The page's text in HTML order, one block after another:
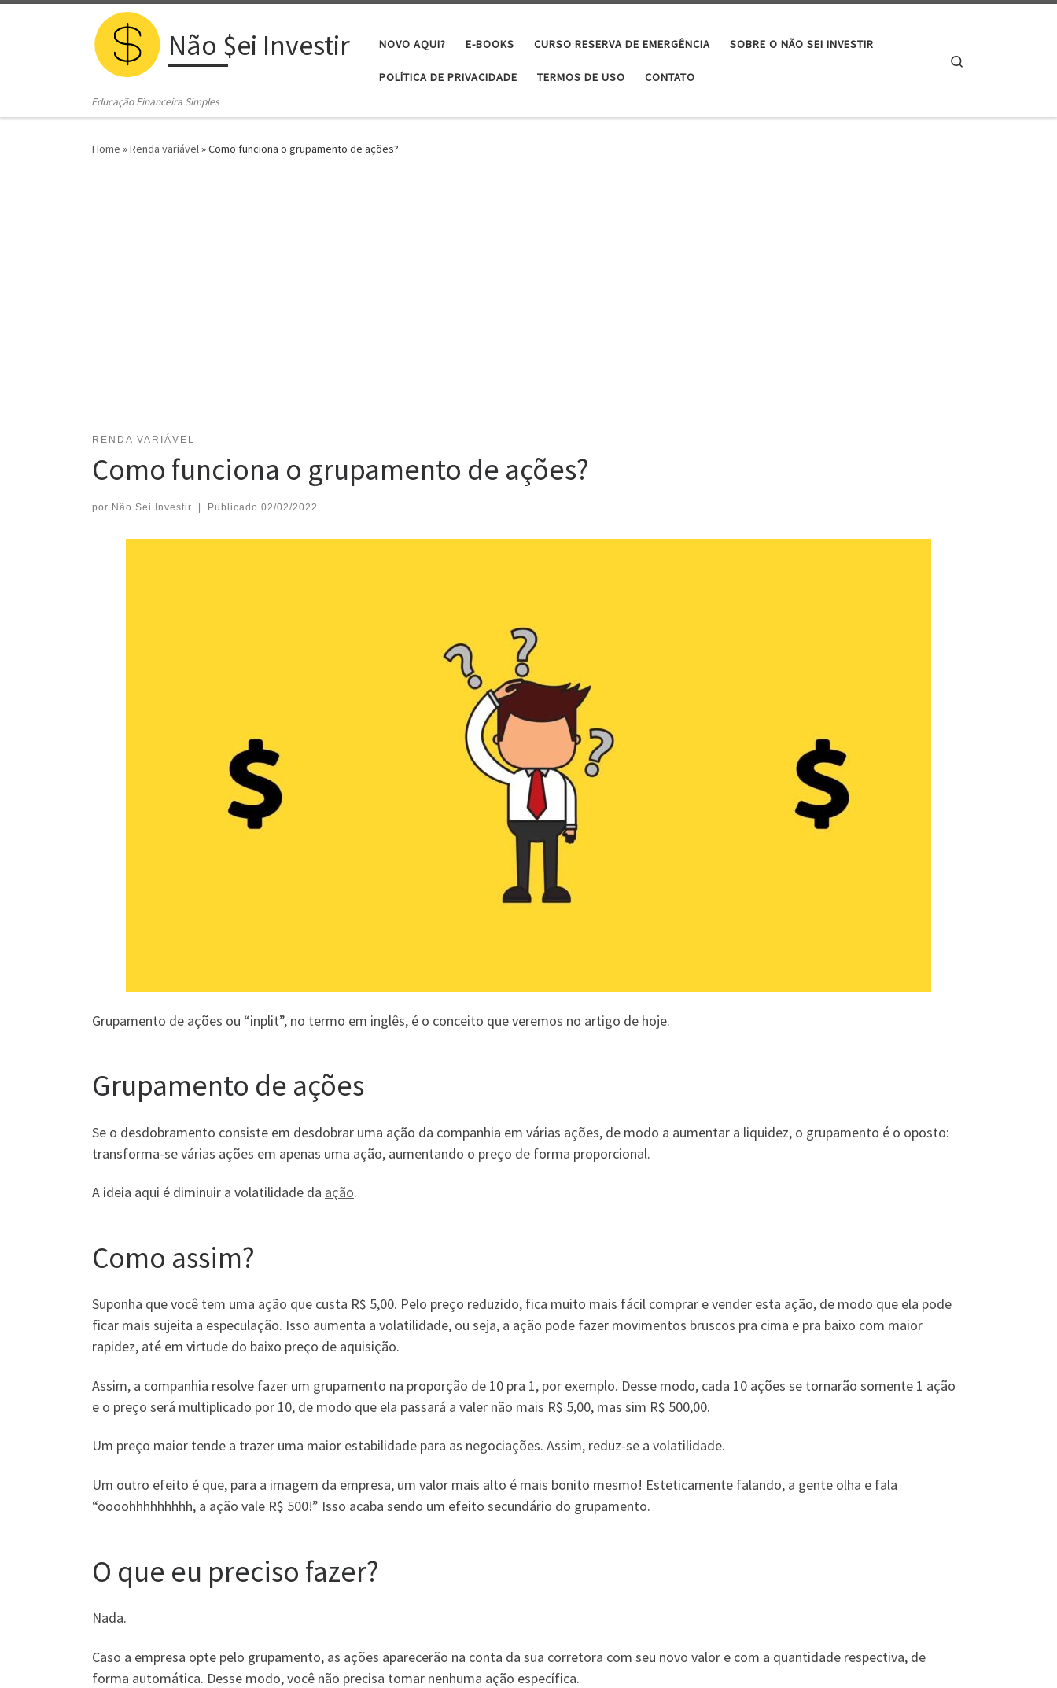
Não $ei Investir
Educação Financeira Simples
NOVO AQUI? E-BOOKS CURSO RESERVA DE EMERGÊNCIA SOBRE O NÃO SEI INVESTIR
POLÍTICA DE PRIVACIDADE TERMOS DE USO CONTATO
Home »Renda variável»Como funciona o grupamento de ações?
RENDA VARIÁVEL
Como funciona o grupamento de ações?
por Não Sei Investir Publicado 02/02/2022
Grupamento de ações ou “inplit”, no termo em inglês, é o conceito que veremos no artigo de hoje.
Grupamento de ações
Se o desdobramento consiste em desdobrar uma ação da companhia em várias ações, de modo a aumentar a liquidez, o grupamento é o oposto:
transforma-se várias ações em apenas uma ação, aumentando o preço de forma proporcional.
A ideia aqui é diminuir a volatilidade da ação.
Como assim?
Suponha que você tem uma ação que custa R$ 5,00. Pelo preço reduzido, fica muito mais fácil comprar e vender esta ação, de modo que ela pode
ficar mais sujeita a especulação. Isso aumenta a volatilidade, ou seja, a ação pode fazer movimentos bruscos pra cima e pra baixo com maior
rapidez, até em virtude do baixo preço de aquisição.
Assim, a companhia resolve fazer um grupamento na proporção de 10 pra 1, por exemplo. Desse modo, cada 10 ações se tornarão somente 1 ação
e o preço será multiplicado por 10, de modo que ela passará a valer não mais R$ 5,00, mas sim R$ 500,00.
Um preço maior tende a trazer uma maior estabilidade para as negociações. Assim, reduz-se a volatilidade.
Um outro efeito é que, para a imagem da empresa, um valor mais alto é mais bonito mesmo! Esteticamente falando, a gente olha e fala
“oooohhhhhhhhh, a ação vale R$ 500!” Isso acaba sendo um efeito secundário do grupamento.
O que eu preciso fazer?
Nada.
Caso a empresa opte pelo grupamento, as ações aparecerão na conta da sua corretora com seu novo valor e com a quantidade respectiva, de
forma automática. Desse modo, você não precisa tomar nenhuma ação específica.